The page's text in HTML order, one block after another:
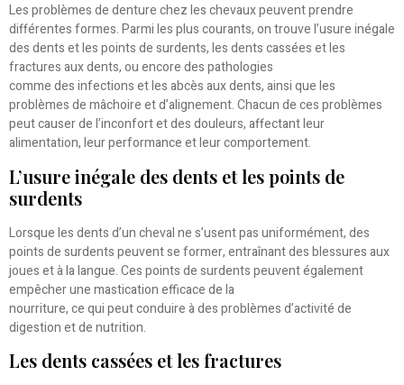
Les problèmes de denture chez les chevaux peuvent prendre
différentes formes. Parmi les plus courants, on trouve l’usure inégale
des dents et les points de surdents, les dents cassées et les
fractures aux dents, ou encore des pathologies
comme des infections et les abcès aux dents, ainsi que les
problèmes de mâchoire et d’alignement. Chacun de ces problèmes
peut causer de l’inconfort et des douleurs, affectant leur
alimentation, leur performance et leur comportement.
L’usure inégale des dents et les points de
surdents
Lorsque les dents d’un cheval ne s’usent pas uniformément, des
points de surdents peuvent se former, entraînant des blessures aux
joues et à la langue. Ces points de surdents peuvent également
empêcher une mastication efficace de la
nourriture, ce qui peut conduire à des problèmes d’activité de
digestion et de nutrition.
Les dents cassées et les fractures